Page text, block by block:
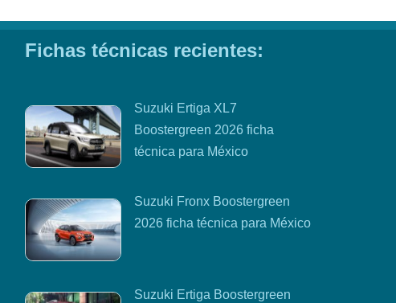
Fichas técnicas recientes:
Suzuki Ertiga XL7
Boostergreen 2026 ficha
técnica para México
Suzuki Fronx Boostergreen
2026 ficha técnica para México
Suzuki Ertiga Boostergreen